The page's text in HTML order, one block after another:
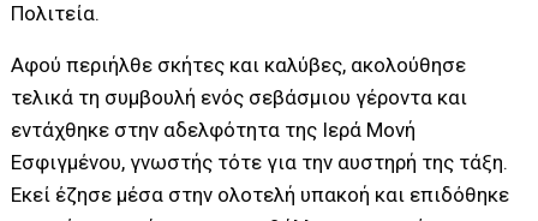
Πολιτεία.
Αφού περιήλθε σκήτες και καλύβες, ακολούθησε
τελικά τη συμβουλή ενός σεβάσμιου γέροντα και
εντάχθηκε στην αδελφότητα της Ιερά Μονή
Εσφιγμένου, γνωστής τότε για την αυστηρή της τάξη.
Εκεί έζησε μέσα στην ολοτελή υπακοή και επιδόθηκε